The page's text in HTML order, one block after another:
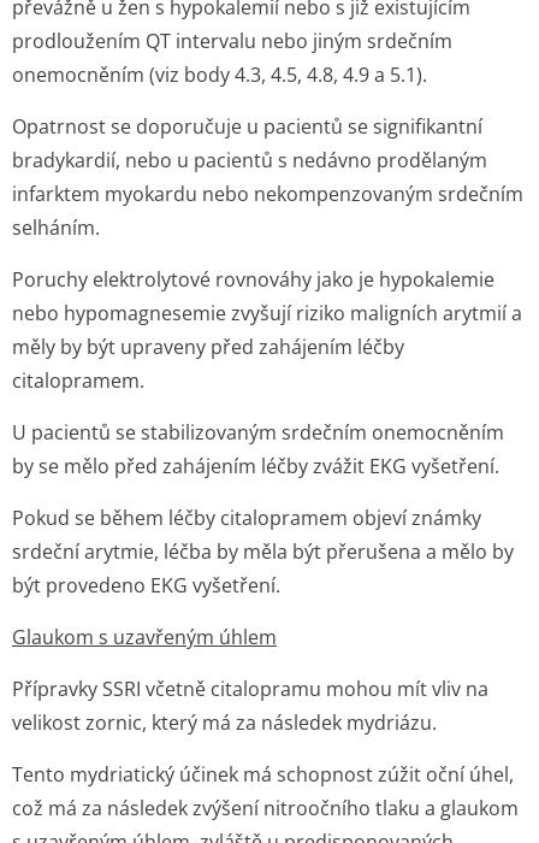
převážně u žen s hypokalemií nebo s již existujícím
prodloužením QT intervalu nebo jiným srdečním
onemocněním (viz body 4.3, 4.5, 4.8, 4.9 a 5.1).
Opatrnost se doporučuje u pacientů se signifikantní
bradykardií, nebo u pacientů s nedávno prodělaným
infarktem myokardu nebo nekompenzovaným srdečním
selháním.
Poruchy elektrolytové rovnováhy jako je hypokalemie
nebo hypomagnesemie zvyšují riziko maligních arytmií a
měly by být upraveny před zahájením léčby
citalopramem.
U pacientů se stabilizovaným srdečním onemocněním
by se mělo před zahájením léčby zvážit EKG vyšetření.
Pokud se během léčby citalopramem objeví známky
srdeční arytmie, léčba by měla být přerušena a mělo by
být provedeno EKG vyšetření.
Glaukom s uzavřeným úhlem
Přípravky SSRI včetně citalopramu mohou mít vliv na
velikost zornic, který má za následek mydriázu.
Tento mydriatický účinek má schopnost zúžit oční úhel,
což má za následek zvýšení nitroočního tlaku a glaukom